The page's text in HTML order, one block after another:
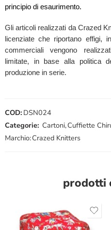
principio di esaurimento.
Gli articoli realizzati da Crazed
licenziate che riportano effigi,
commerciali vengono
limitate, in base alla politica
produzione in serie.
COD: DSN024
Categorie: Cartoni,Cuffiette
Marchio:Crazed Knitters
prodotti